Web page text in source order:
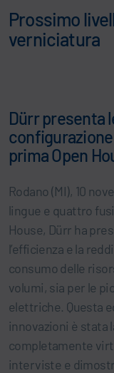
Prossimo
verniciatura
Dürr presenta
prima Open
Rodano (MI), 10
lingue e quattro
House, Dürr ha
l’efficienza e la
consumo delle
volumi, sia per le
elettriche. Questa
innovazioni è stata
completamente
interviste e